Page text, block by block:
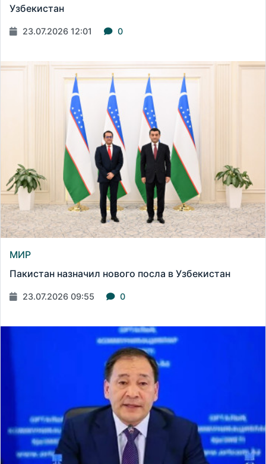
Узбекистан
23.07.2026 12:01 0
МИР
Пакистан назначил нового посла в Узбекистан
23.07.2026 09:55 0